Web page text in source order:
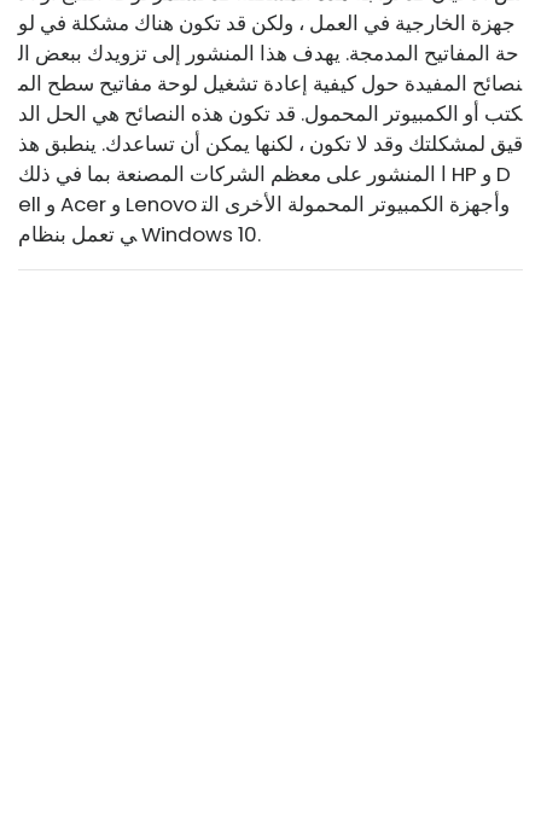
جهزة الخارجية في العمل ، ولكن قد تكون هناك مشكلة في لو
حة المفاتيح المدمجة. يهدف هذا المنشور إلى تزويدك ببعض ال
نصائح المفيدة حول كيفية إعادة تشغيل لوحة مفاتيح سطح الم
كتب أو الكمبيوتر المحمول. قد تكون هذه النصائح هي الحل الد
قيق لمشكلتك وقد لا تكون ، لكنها يمكن أن تساعدك. ينطبق هذ
ا المنشور على معظم الشركات المصنعة بما في ذلك HP و D
ell و Acer و Lenovo وأجهزة الكمبيوتر المحمولة الأخرى الت
ي تعمل بنظام Windows 10.